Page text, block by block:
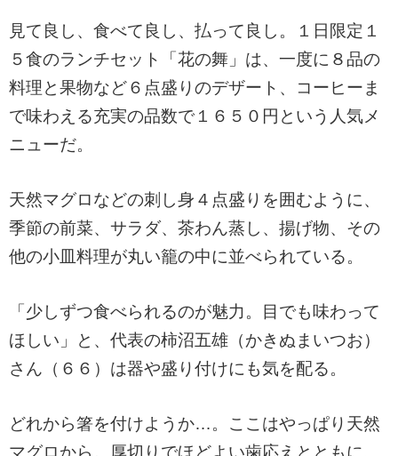
見て良し、食べて良し、払って良し。１日限定１
５食のランチセット「花の舞」は、一度に８品の
料理と果物など６点盛りのデザート、コーヒーま
で味わえる充実の品数で１６５０円という人気メ
ニューだ。
天然マグロなどの刺し身４点盛りを囲むように、
季節の前菜、サラダ、茶わん蒸し、揚げ物、その
他の小皿料理が丸い籠の中に並べられている。
「少しずつ食べられるのが魅力。目でも味わって
ほしい」と、代表の柿沼五雄（かきぬまいつお）
さん（６６）は器や盛り付けにも気を配る。
どれから箸を付けようか…。ここはやっぱり天然
マグロから。厚切りでほどよい歯応えとともに、